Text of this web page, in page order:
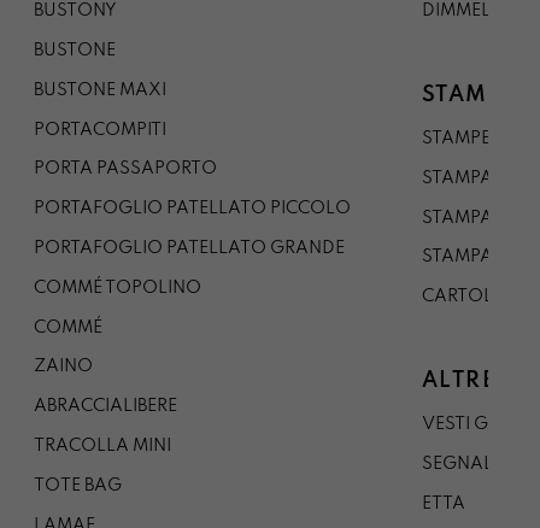
BUSTONY
BUSTONE
BUSTONE MAXI
PORTACOMPITI
PORTA PASSAPORTO
PORTAFOGLIO PATELLATO PICCOLO
PORTAFOGLIO PATELLATO GRANDE
COMMÉ TOPOLINO
COMMÉ
ZAINO
ABRACCIALIBERE
TRACOLLA MINI
TOTE BAG
DIMMELO
STAMPE
STAMPE A5
STAMPA A3
STAMPA A1
STAMPA A0
CARTOLINA
ALTRE
VESTI
SEGNALIBRO
ETTA